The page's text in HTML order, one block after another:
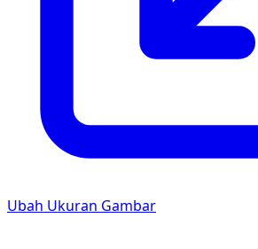
Ubah Ukuran Gambar